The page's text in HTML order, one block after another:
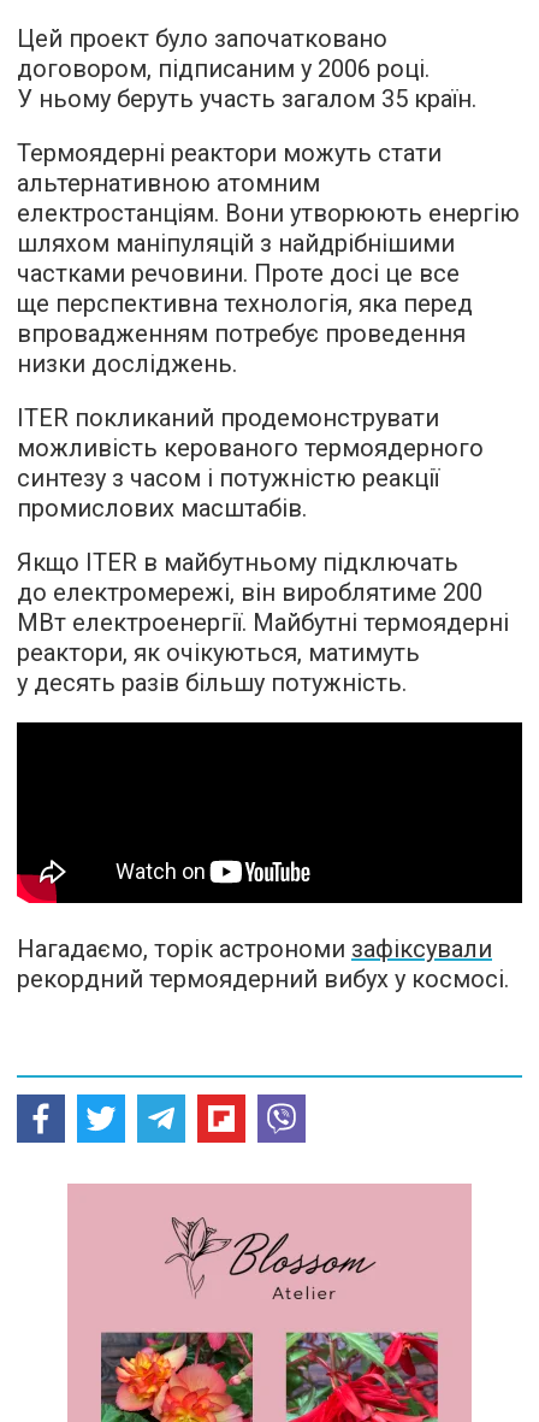
Цей проект було започатковано
договором, підписаним у 2006 році.
У ньому беруть участь загалом 35 країн.
Термоядерні реактори можуть стати
альтернативною атомним
електростанціям. Вони утворюють енергію
шляхом маніпуляцій з найдрібнішими
частками речовини. Проте досі це все
ще перспективна технологія, яка перед
впровадженням потребує проведення
низки досліджень.
ITER покликаний продемонструвати
можливість керованого термоядерного
синтезу з часом і потужністю реакції
промислових масштабів.
Якщо ITER в майбутньому підключать
до електромережі, він вироблятиме 200
МВт електроенергії. Майбутні термоядерні
реактори, як очікуються, матимуть
у десять разів більшу потужність.
Нагадаємо, торік астрономи зафіксували
рекордний термоядерний вибух у космосі.